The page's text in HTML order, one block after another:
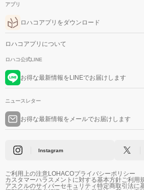
アプリ
ロハコアプリをダウンロード
ロハコアプリについて
ロハコ公式LINE
お得な最新情報をLINEでお届けします
ニュースレター
お得な最新情報をメールでお届けします
Instagram
ご利用上の注意LOHACOプライバシーポリシー
カスタマーハラスメントに対する基本方針ご利用
アスクルのサイバーセキュリティ特定商取引法に